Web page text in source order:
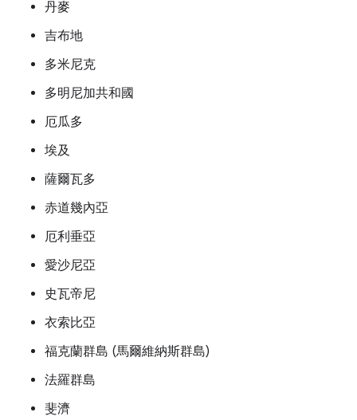
丹麥
吉布地
多米尼克
多明尼加共和國
厄瓜多
埃及
薩爾瓦多
赤道幾內亞
厄利垂亞
愛沙尼亞
史瓦帝尼
衣索比亞
福克蘭群島 (馬爾維納斯群島)
法羅群島
斐濟